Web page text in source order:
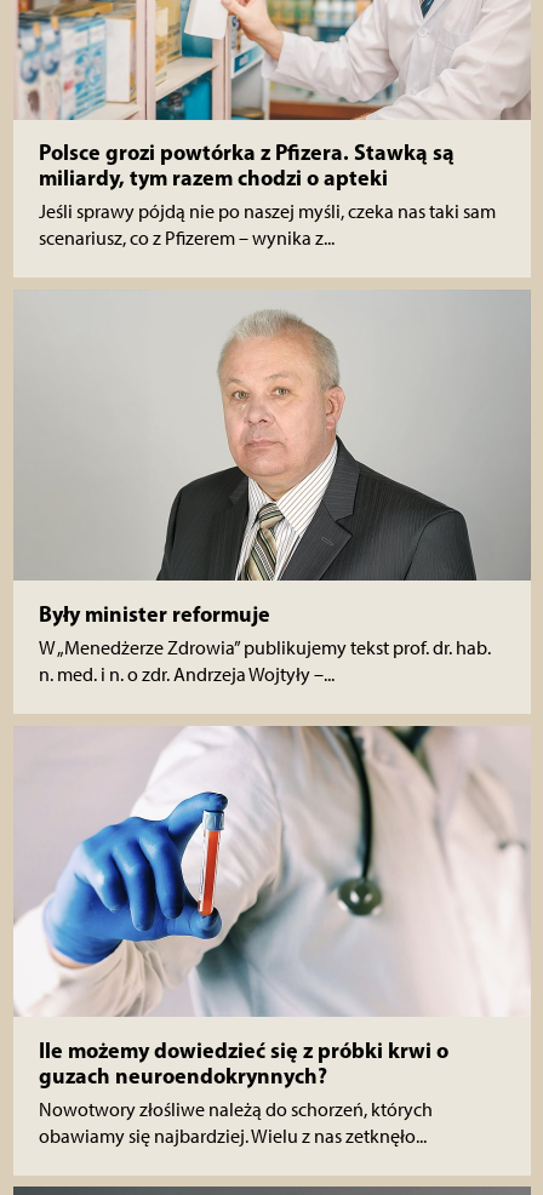
Polsce grozi powtórka z Pfizera. Stawką są
miliardy, tym razem chodzi o apteki
Jeśli sprawy pójdą nie po naszej myśli, czeka nas taki sam
scenariusz, co z Pfizerem – wynika z...
Były minister reformuje
W „Menedżerze Zdrowia” publikujemy tekst prof. dr. hab.
n. med. i n. o zdr. Andrzeja Wojtyły –...
Ile możemy dowiedzieć się z próbki krwi o
guzach neuroendokrynnych?
Nowotwory złośliwe należą do schorzeń, których
obawiamy się najbardziej. Wielu z nas zetknęło...